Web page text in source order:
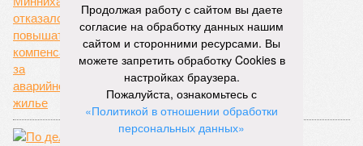
Минниханов отказался повышать
компенсации за аварийное жилье
Продолжая работу с сайтом вы даете
согласие на обработку данных нашим
сайтом и сторонними ресурсами. Вы
можете запретить обработку Cookies в
настройках браузера.
Пожалуйста, ознакомьтесь с
«Политикой в отношении обработки
персональных данных»